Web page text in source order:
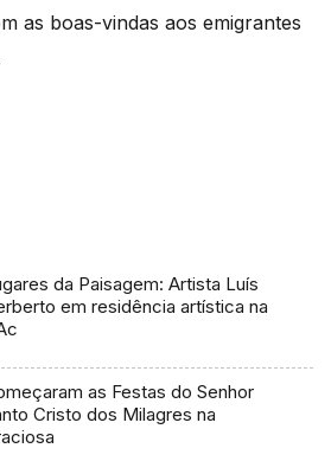
as boas-vindas aos emigrantes
da Paisagem: Artista Luís
em residência artística na
as Festas do Senhor
Cristo dos Milagres na